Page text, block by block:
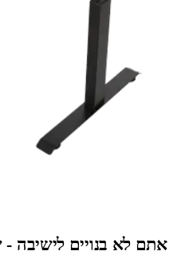
אתם לא בנויים לישיבה